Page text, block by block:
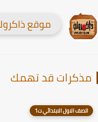
موقع
قد تهمك
الصف الاول الابتدائي ت1